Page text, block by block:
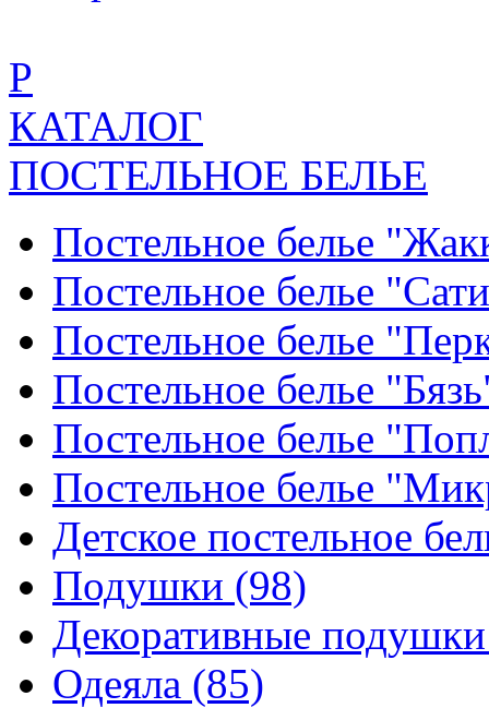
Р
КАТАЛОГ
ПОСТЕЛЬНОЕ БЕЛЬЕ
Постельное белье
Постельное белье
Постельное белье
Постельное белье
Постельное белье
Постельное белье
Детское постельное
Подушки (98)
Декоративные
Одеяла (85)